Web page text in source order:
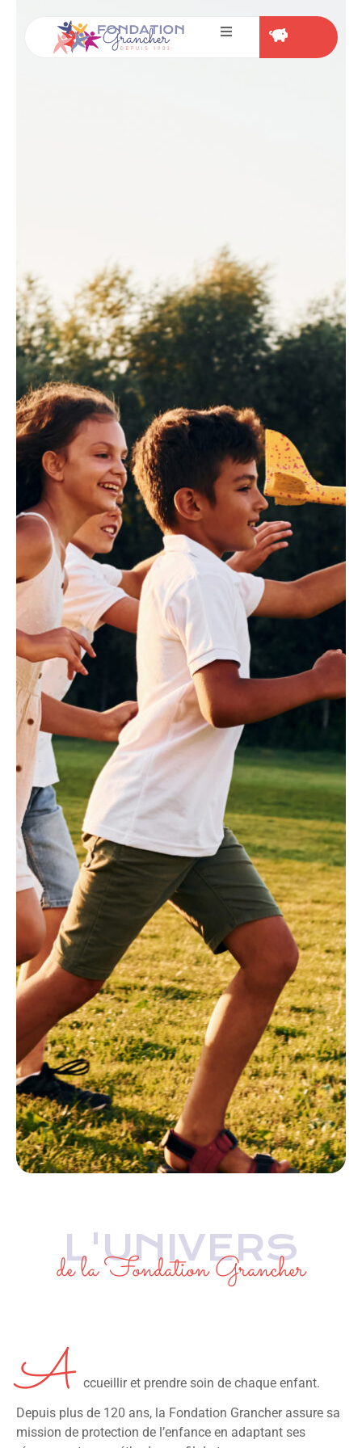
L'UNIVERS
de la Fondation Grancher
A ccueillir et prendre soin de chaque enfant.
Depuis plus de 120 ans, la Fondation Grancher assure sa
mission de protection de l’enfance en adaptant ses